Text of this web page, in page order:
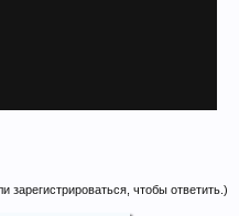
зарегистрироваться, чтобы ответить.)